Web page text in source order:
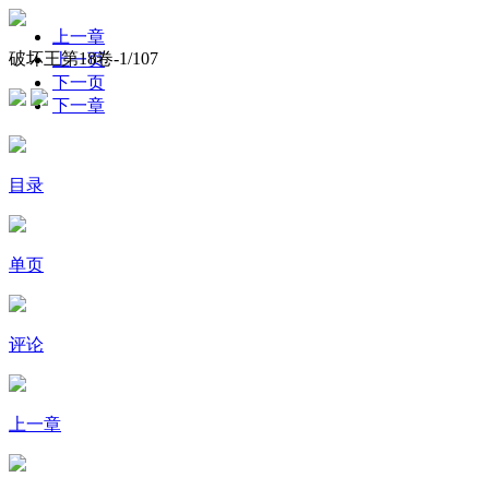
破坏王第18卷-1/107
上一章
上一页
下一页
下一章
目录
单页
评论
上一章